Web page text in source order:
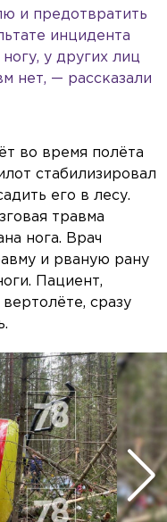
и предотвратить
инцидента
у других лиц
нет, — рассказали
во время полёта
стабилизировал
его в лесу.
травма
нога. Врач
и рваную рану
Пациент,
сразу